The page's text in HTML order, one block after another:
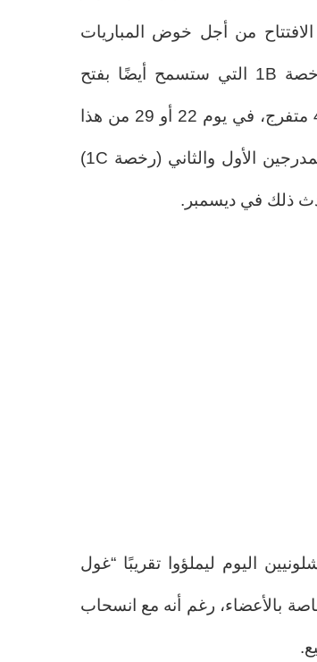
الافتتاح من أجل خوض المباريات
الرسمية والتي ستتم بمجرد الحصول على رخصة 1B التي ستسمح أيضًا بفتح
مدرج “لاتيرال”، مما سيرفع السعة إلى 45.000 متفرج، في يوم 22 أو 29 من هذا
الشهر. ولاحقًا، من المتوقع فتح “غول نورد” المدرجين الأول والثاني (رخصة 1C)
ذلك في ديسمبر.
سيلتقي 23.000 من البرشلونيين اليوم ليملؤوا تقريبًا “غول
بالأعضاء، رغم أنه مع انسحاب